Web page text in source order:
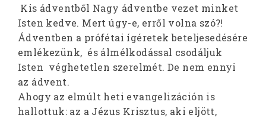
Kis ádventből Nagy ádventbe vezet minket
Isten kedve. Mert úgy-e, erről volna szó?!
Ádventben a prófétai ígéretek beteljesedésére
emlékezünk, és álmélkodással csodáljuk
Isten véghetetlen szerelmét. De nem ennyi
az ádvent.
Ahogy az elmúlt heti evangelizáción is
hallottuk: az a Jézus Krisztus, aki eljött,